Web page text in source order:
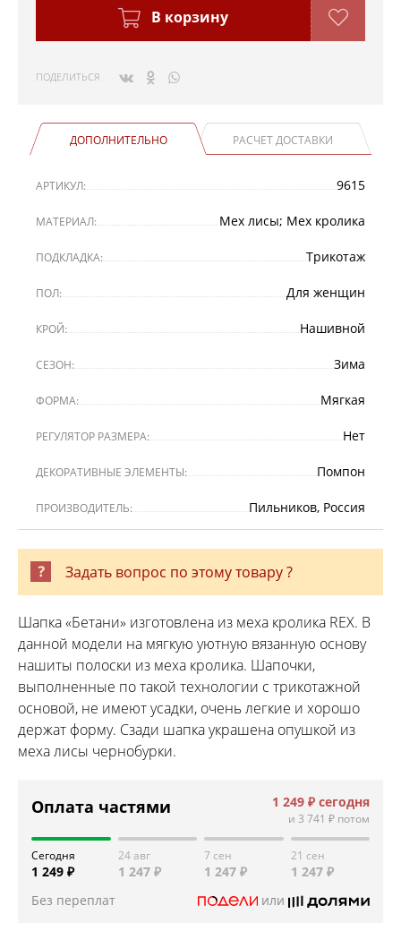
В корзину
ПОДЕЛИТЬСЯ
ДОПОЛНИТЕЛЬНО РАСЧЕТ ДОСТАВКИ
АРТИКУЛ: 9615
МАТЕРИАЛ: Мех лисы; Мех кролика
ПОДКЛАДКА: Трикотаж
ПОЛ: Для женщин
КРОЙ: Нашивной
СЕЗОН: Зима
ФОРМА: Мягкая
РЕГУЛЯТОР РАЗМЕРА: Нет
ДЕКОРАТИВНЫЕ ЭЛЕМЕНТЫ: Помпон
ПРОИЗВОДИТЕЛЬ: Пильников, Россия
Задать вопрос по этому товару ?
Шапка «Бетани» изготовлена из меха кролика REX. В
данной модели на мягкую уютную вязанную основу
нашиты полоски из меха кролика. Шапочки,
выполненные по такой технологии с трикотажной
основой, не имеют усадки, очень легкие и хорошо
держат форму. Сзади шапка украшена опушкой из
меха лисы чернобурки.
Оплата частями 1 249 ₽ сегодня
и 3 741 ₽ потом
Сегодня
1 249 ₽
24 авг
1 247 ₽
7 сен
1 247 ₽
21 сен
1 247 ₽
Без переплат
или